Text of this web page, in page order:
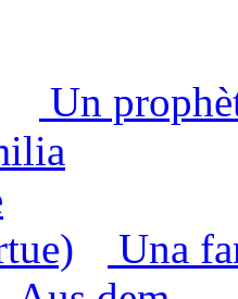
Un
Una